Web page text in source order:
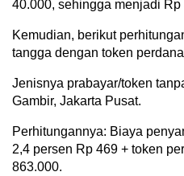
40.000, sehingga menjadi Rp
Kemudian, berikut
tangga dengan token
Jenisnya prabayar/token
Gambir, Jakarta Pusat.
Perhitungannya: Biaya
2,4 persen Rp 469 + token
863.000.